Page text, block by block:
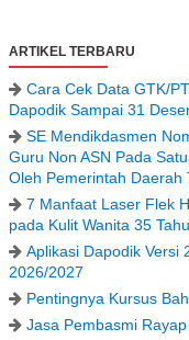
ARTIKEL TERBARU
Cara Cek Data GTK/
Dapodik Sampai 31
SE Mendikdasmen
Guru Non ASN Pada
Oleh Pemerintah Daerah
7 Manfaat Laser Flek
pada Kulit Wanita 35
Aplikasi Dapodik Versi
2026/2027
Pentingnya Kursus
Jasa Pembasmi